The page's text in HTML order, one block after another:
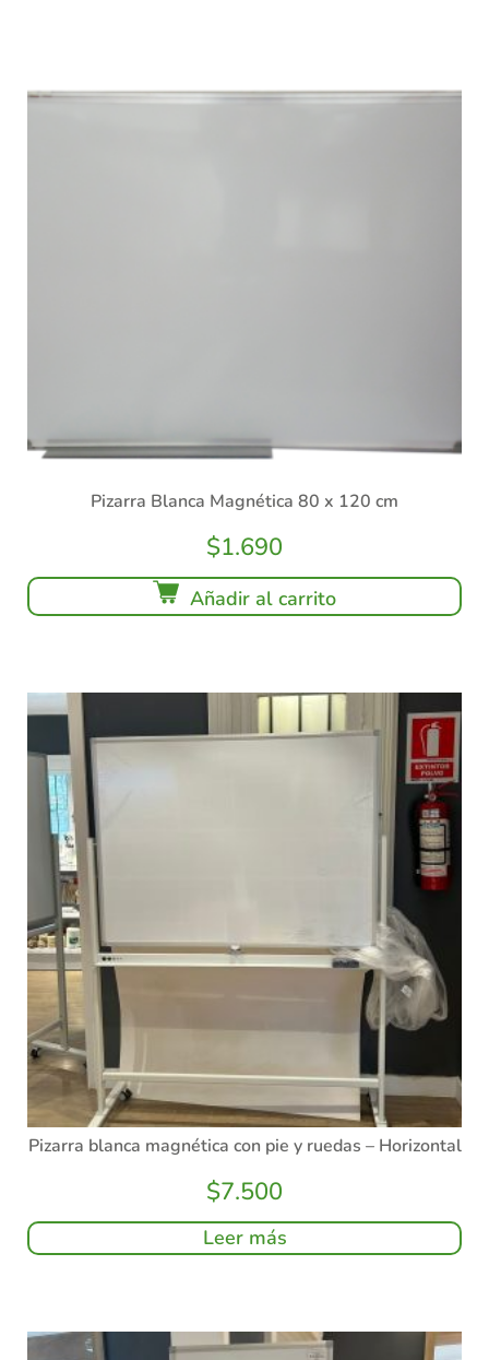
Pizarra Blanca Magnética 80 x 120 cm
$1.690
Añadir al carrito
Pizarra blanca magnética con pie y ruedas – Horizontal
$7.500
Leer más